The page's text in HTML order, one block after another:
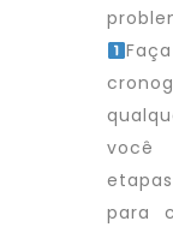
você
para